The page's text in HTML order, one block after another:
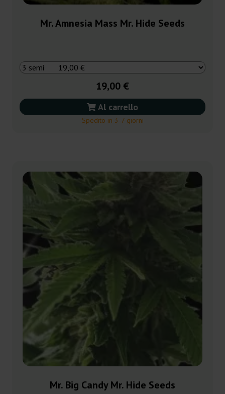
Mr. Amnesia Mass Mr. Hide Seeds
19,00 €
Al carrello
Spedito in 3-7 giorni
Mr. Big Candy Mr. Hide Seeds